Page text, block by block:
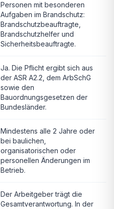
Personen mit besonderen
Aufgaben im Brandschutz:
Brandschutzbeauftragte,
Brandschutzhelfer und
Sicherheitsbeauftragte.
Ja. Die Pflicht ergibt sich aus
der ASR A2.2, dem ArbSchG
sowie den
Bauordnungsgesetzen der
Bundesländer.
Mindestens alle 2 Jahre oder
bei baulichen,
organisatorischen oder
personellen Änderungen im
Betrieb.
Der Arbeitgeber trägt die
Gesamtverantwortung. In der